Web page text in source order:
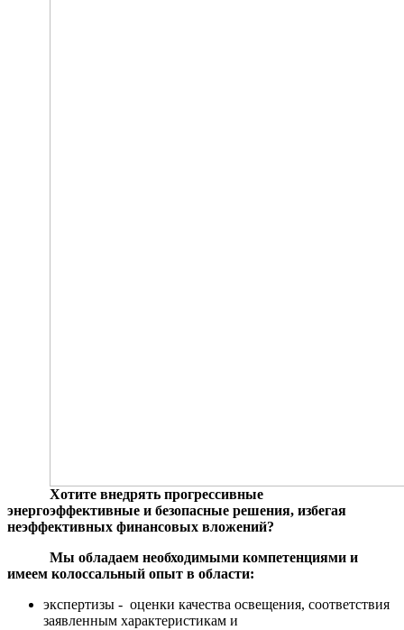
Хотите внедрять прогрессивные
энергоэффективные и безопасные решения, избегая
неэффективных финансовых вложений?
Мы обладаем необходимыми компетенциями и
имеем колоссальный опыт в области:
экспертизы - оценки качества освещения, соответствия
заявленным характеристикам и